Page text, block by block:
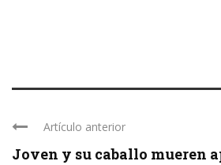
Artículo anterior
Joven y su caballo mueren